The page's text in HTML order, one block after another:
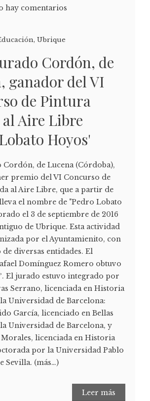
hay comentarios
, Ubrique
Cordón, de
ganador del VI
de Pintura
Aire Libre
Hoyos'
Cordón, de Lucena (Córdoba),
premio del VI Concurso de
al Aire Libre, que a partir de
el nombre de "Pedro Lobato
el 3 de septiembre de 2016
de Ubrique. Esta actividad
por el Ayuntamienito, con
diversas entidades. El
Domínguez Romero obtuvo
El jurado estuvo integrado por
Serrano, licenciada en Historia
Universidad de Barcelona:
García, licenciado en Bellas
Universidad de Barcelona, y
Morales, licenciada en Historia
por la Universidad Pablo
Sevilla. (más…)
Leer más